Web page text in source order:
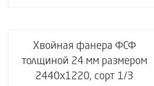
Хвойная фанера ФСФ
толщиной 24 мм размером
2440х1220, сорт 1/3